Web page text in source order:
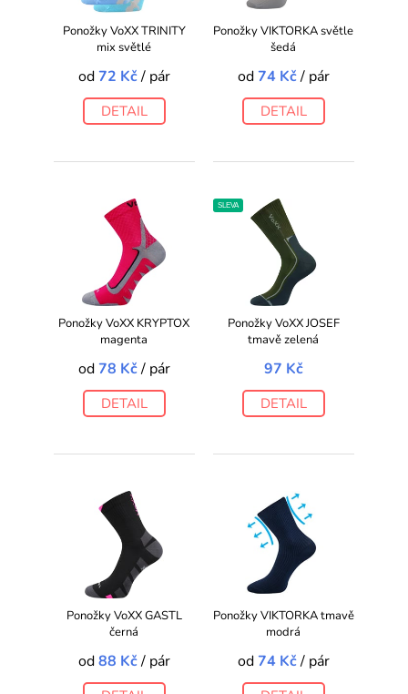
Ponožky VoXX TRINITY
mix světlé
od72 Kč/ pár
DETAIL
Ponožky VIKTORKA světle
šedá
od74 Kč/ pár
DETAIL
Ponožky VoXX KRYPTOX
magenta
od78 Kč/ pár
DETAIL
SLEVA
Ponožky VoXX JOSEF
tmavě zelená
97 Kč
DETAIL
Ponožky VoXX GASTL
černá
od88 Kč/ pár
Ponožky VIKTORKA tmavě
modrá
od74 Kč/ pár